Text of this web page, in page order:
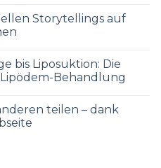
Storytellings auf
bis Liposuktion: Die
Behandlung
teilen – dank